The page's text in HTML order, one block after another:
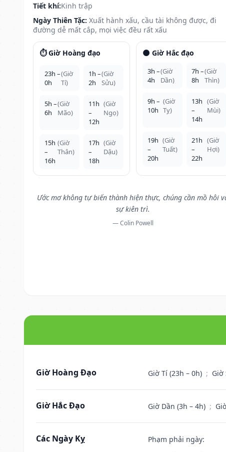
Tiết khí:Kinh trập
Ngày Thiên Tặc: Xuất hành xấu, cầu tài không được, đi
đường dễ mất cắp, mọi việc đều rất xấu
⏱️ Giờ Hoàng đạo
23h –
0h
(Giờ
Tí)
1h –
2h
(Giờ
Sửu)
5h –
6h
(Giờ
Mão)
11h
–
12h
(Giờ
Ngọ)
15h
–
16h
(Giờ
Thân)
17h
–
18h
(Giờ
Dậu)
🌑 Giờ Hắc đạo
3h –
4h
(Giờ
Dần)
7h –
8h
(Giờ
Thìn)
9h –
10h
(Giờ
Tỵ)
13h
–
14h
(Giờ
Mùi)
19h
–
20h
(Giờ
Tuất)
21h
–
22h
(Giờ
Hợi)
Ước mơ không tự biến thành hiện thực, chúng cần mồ hôi
sự kiên trì.
— Colin Powell
Giờ Hoàng Đạo Giờ Tí (23h – 0h) ; Giờ
Giờ Hắc Đạo Giờ Dần (3h – 4h) ;
Các Ngày Kỵ
Phạm phải ngày: